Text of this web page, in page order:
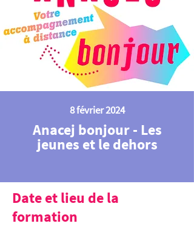
8 février 2024
Anacej bonjour - Les
jeunes et le dehors
Date et lieu de la
formation